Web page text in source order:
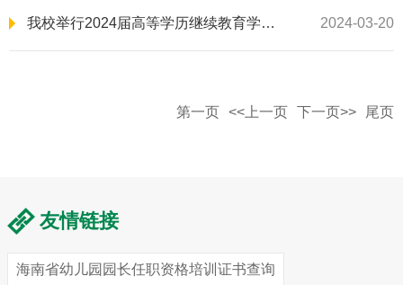
我校举行2024届高等学历继续教育学生毕业典礼 2024-03-20
第一页 <<上一页 下一页>> 尾页
友情链接
海南省幼儿园园长任职资格培训证书查询